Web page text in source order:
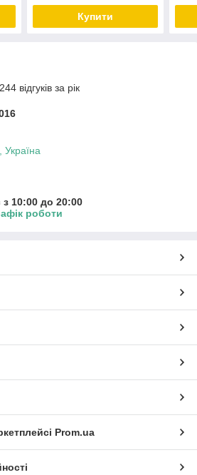
Купити
відгуків за рік
10:00 до 20:00
роботи
Prom.ua